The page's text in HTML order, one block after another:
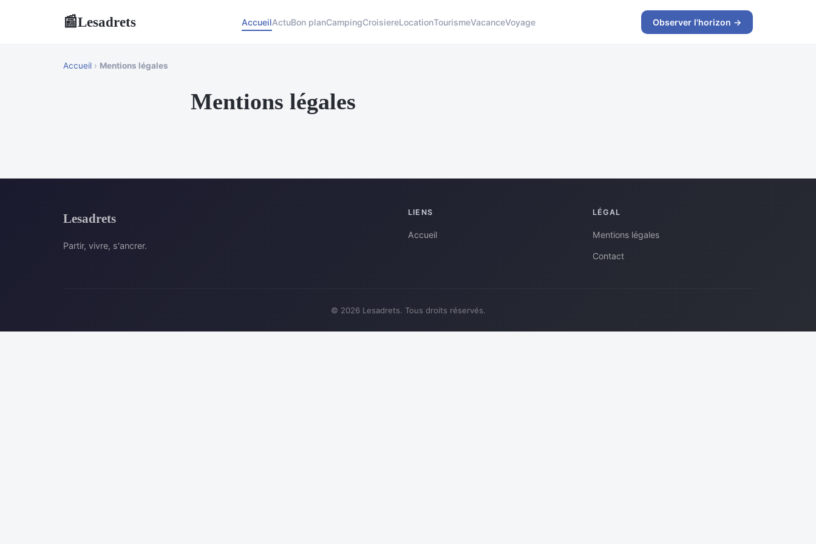
📰Lesadrets AccueilActuBon planCampingCroisiereLocationTourismeVacanceVoyage Observer l'horizon →
Accueil › Mentions légales
Mentions légales
Lesadrets
Partir, vivre, s'ancrer.
LIENS
Accueil
LÉGAL
Mentions légales
Contact
© 2026 Lesadrets. Tous droits réservés.